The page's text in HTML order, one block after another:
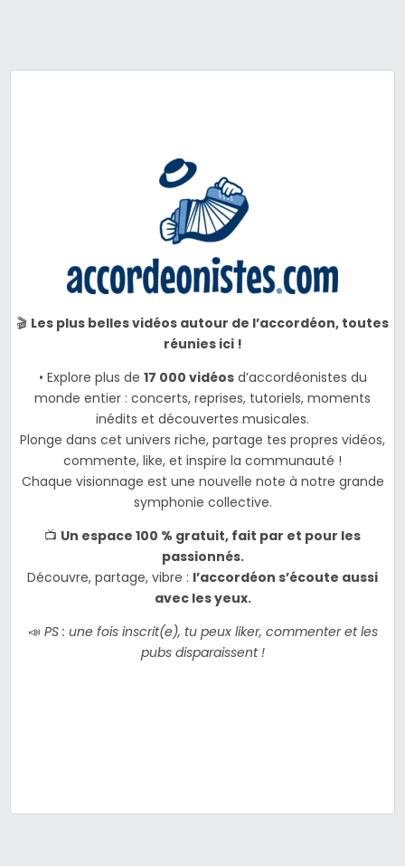
🎬 Les plus belles vidéos autour de l’accordéon, toutes
réunies ici !
• Explore plus de 17 000 vidéosd’accordéonistes du
monde entier : concerts, reprises, tutoriels, moments
inédits et découvertes musicales.
Plonge dans cet univers riche, partage tes propres vidéos,
commente, like, et inspire la communauté !
Chaque visionnage est une nouvelle note à notre grande
symphonie collective.
📺 Un espace 100 % gratuit, fait par et pour les
passionnés.
Découvre, partage, vibre : l’accordéon s’écoute aussi
avec les yeux.
📣 PS : une fois inscrit(e), tu peux liker, commenter et les
pubs disparaissent !